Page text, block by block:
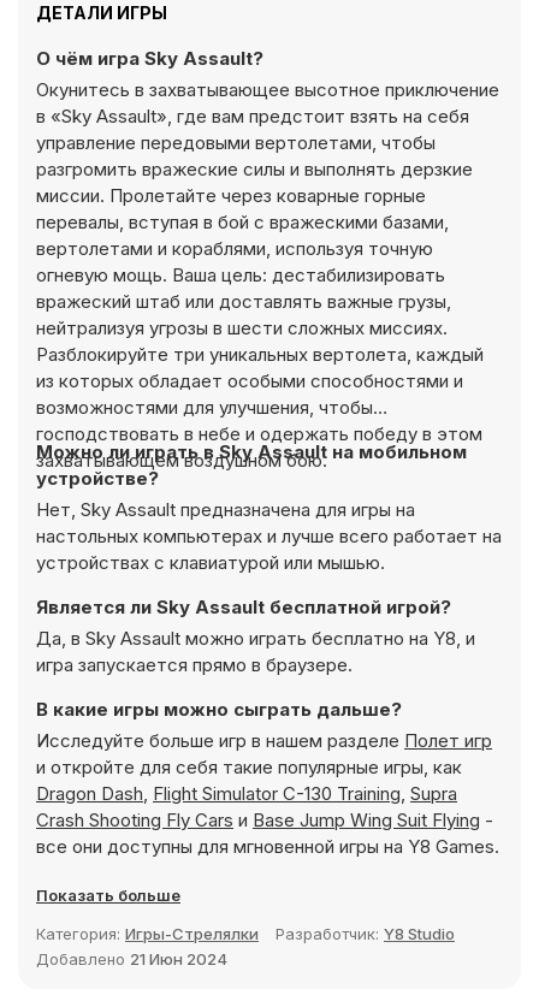
ДЕТАЛИ ИГРЫ
О чём игра Sky Assault?
Окунитесь в захватывающее высотное приключение
в «Sky Assault», где вам предстоит взять на себя
управление передовыми вертолетами, чтобы
разгромить вражеские силы и выполнять дерзкие
миссии. Пролетайте через коварные горные
перевалы, вступая в бой с вражескими базами,
вертолетами и кораблями, используя точную
огневую мощь. Ваша цель: дестабилизировать
вражеский штаб или доставлять важные грузы,
нейтрализуя угрозы в шести сложных миссиях.
Разблокируйте три уникальных вертолета, каждый
из которых обладает особыми способностями и
возможностями для улучшения, чтобы
господствовать в небе и одержать победу в этом
захватывающем воздушном бою.
Можно ли играть в Sky Assault на мобильном
устройстве?
Нет, Sky Assault предназначена для игры на
настольных компьютерах и лучше всего работает на
устройствах с клавиатурой или мышью.
Является ли Sky Assault бесплатной игрой?
Да, в Sky Assault можно играть бесплатно на Y8, и
игра запускается прямо в браузере.
В какие игры можно сыграть дальше?
Исследуйте больше игр в нашем разделе Полет игр
и откройте для себя такие популярные игры, как
Dragon Dash, Flight Simulator C-130 Training, Supra
Crash Shooting Fly Cars и Base Jump Wing Suit Flying -
все они доступны для мгновенной игры на Y8 Games.
Показать больше
Категория: Игры-Стрелялки Разработчик: Y8 Studio
Добавлено 21 Июн 2024